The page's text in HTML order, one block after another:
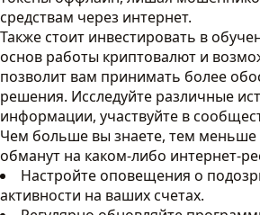
средствам через интернет.
Также стоит инвестировать в
основ работы криптовалют и
позволит вам принимать более
решения. Исследуйте различные
информации, участвуйте в
Чем больше вы знаете, тем меньше
обманут на каком-либо интернет-
Настройте оповещения о
активности на ваших счетах.